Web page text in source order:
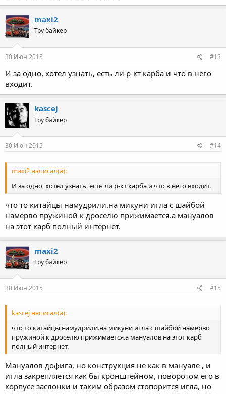
maxi2
Тру байкер
30 Июн 2015 #13
И за одно, хотел узнать, есть ли р-кт карба и что в него
входит.
kascej
Тру байкер
30 Июн 2015 #14
maxi2 написал(а):
И за одно, хотел узнать, есть ли р-кт карба и что в него входит.
что то китайцы намудрили.на микуни игла с шайбой
намерво пружиной к дроселю прижимается.а мануалов
на этот карб полный интернет.
maxi2
Тру байкер
30 Июн 2015 #15
kascej написал(а):
что то китайцы намудрили.на микуни игла с шайбой намерво
пружиной к дроселю прижимается.а мануалов на этот карб
полный интернет.
Мануалов дофига, но конструкция не как в мануале , и
игла закрепляется как бы кронштейном, поворотом его в
корпусе заслонки и таким образом стопорится игла, но